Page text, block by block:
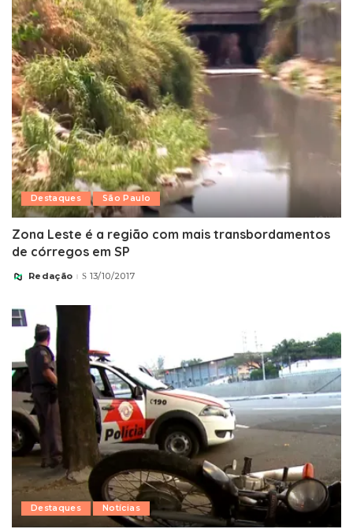
Destaques São Paulo
Zona Leste é a região com mais transbordamentos
de córregos em SP
Posted
Redação 13/10/2017
Destaques Notícias